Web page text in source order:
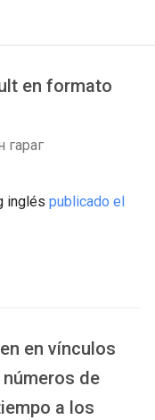
en formato
гараг
inglés publicado el
en vínculos
de
a los